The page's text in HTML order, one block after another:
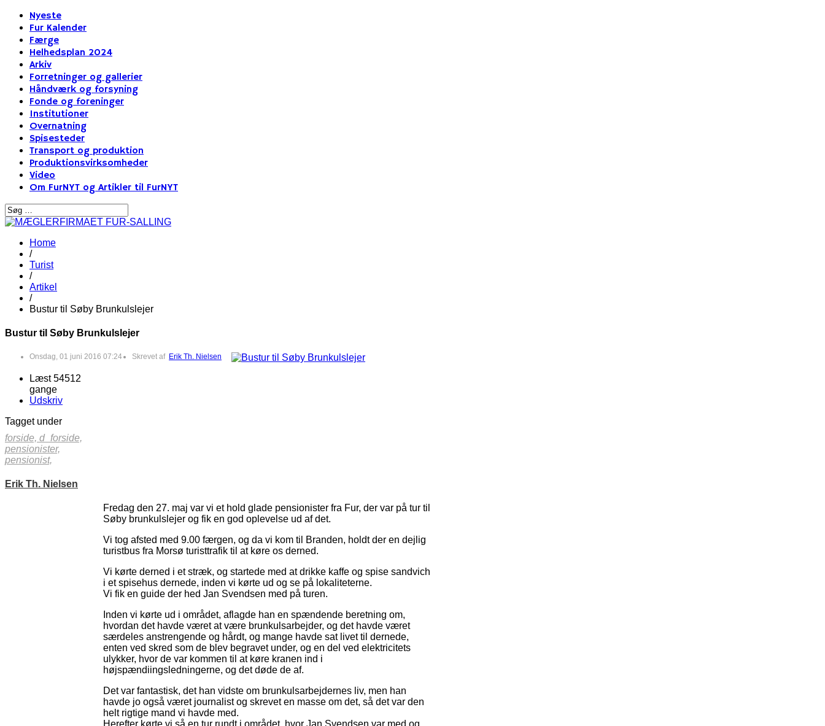
Nyeste
Fur Kalender
Færge
Helhedsplan 2024
Arkiv
Forretninger og gallerier
Håndværk og forsyning
Fonde og foreninger
Institutioner
Overnatning
Spisesteder
Transport og produktion
Produktionsvirksomheder
Video
Om FurNYT og Artikler til FurNYT
Home
/
Turist
/
Artikel
/
Bustur til Søby Brunkulslejer
Bustur til Søby Brunkulslejer
Onsdag, 01 juni 2016 07:24 Skrevet af Erik Th. Nielsen
Læst 54512
gange
Udskriv
Tagget under
forside, d_forside,
pensionister,
pensionist,
Erik Th. Nielsen
Fredag d​en​ 27. maj var vi et hold glade pensionister fra Fur, der var på tur til
Søby brunkulslejer og fik en god oplevelse ud af det.
Vi tog afsted med 9.00 færgen, og da vi kom til Branden, holdt der en dejlig
turistbus fra Morsø turisttrafik til at køre os derned.
Vi kørte derned i et stræk, og startede med at drikke kaffe og spise sandvich
i et spisehus dernede, inden vi kørte ud og se på lokaliteterne.
Vi fik en guide der hed Jan Svendsen med på turen.
Inden vi kørte ud i området, aflagde han en spændende beretning om,
hvordan det havde været at være brunkulsarbejder, og det havde været
særdeles anstrengende og hårdt, og mange havde sat livet til dernede,
enten ved skred som de blev begravet under, og en del ved elektricitets
ulykker, hvor de var kommen til at køre kranen ind i
højspændiingsledningerne, og det døde de af.
Det var fantastisk, det han vidste om brunkulsarbejdernes liv, men han
havde jo også været journalist og skrevet en masse om det, så det var den
helt rigtige mand vi havde med.
Herefter kørte vi så en tur rundt i området, hvor Jan Svendsen var med og